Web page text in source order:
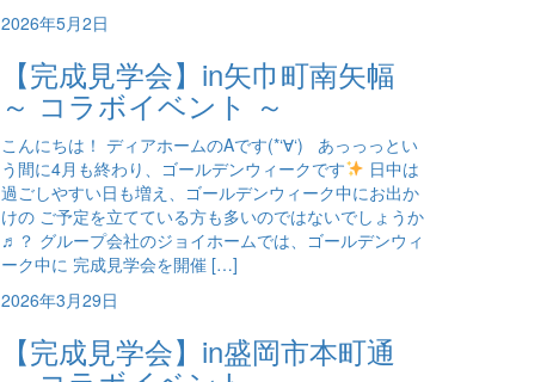
2026年5月2日
【完成見学会】in矢巾町南矢幅
～ コラボイベント ～
こんにちは！ ディアホームのAです(*‘∀‘) あっっっとい
う間に4月も終わり、ゴールデンウィークです
日中は
過ごしやすい日も増え、ゴールデンウィーク中にお出か
けの ご予定を立てている方も多いのではないでしょうか
♬？ グループ会社のジョイホームでは、ゴールデンウィ
ーク中に 完成見学会を開催 […]
2026年3月29日
【完成見学会】in盛岡市本町通